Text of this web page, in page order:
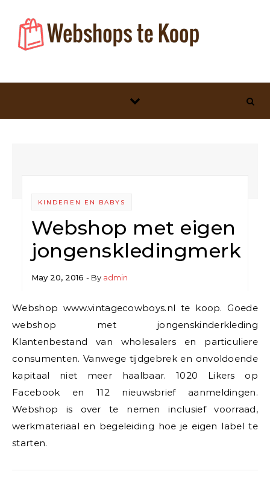
KINDEREN EN BABYS
Webshop met eigen
jongenskledingmerk
May 20, 2016 - By admin
Webshop www.vintagecowboys.nl te koop. Goede
webshop met jongenskinderkleding
Klantenbestand van wholesalers en particuliere
consumenten. Vanwege tijdgebrek en onvoldoende
kapitaal niet meer haalbaar. 1020 Likers op
Facebook en 112 nieuwsbrief aanmeldingen.
Webshop is over te nemen inclusief voorraad,
werkmateriaal en begeleiding hoe je eigen label te
starten.